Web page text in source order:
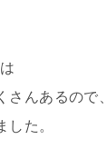
さんあるので、
した。